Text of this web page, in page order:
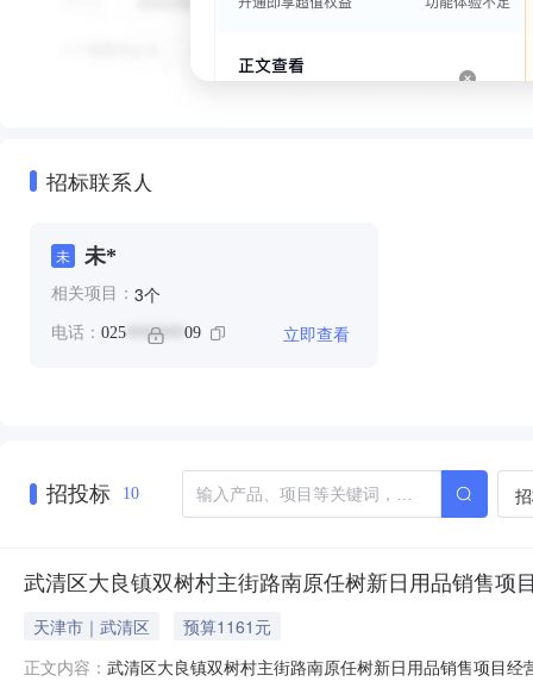
招标联系人
未 未*
相关项目： 3个
电话： 025 ******* 09 立即查看
招投标 10
武清区大良镇双树村主街路南原任树新日用品销售项
天津市｜武清区
预算1161元
正文内容： 武清区大良镇双树村主街路南原任树新日用品销售项目